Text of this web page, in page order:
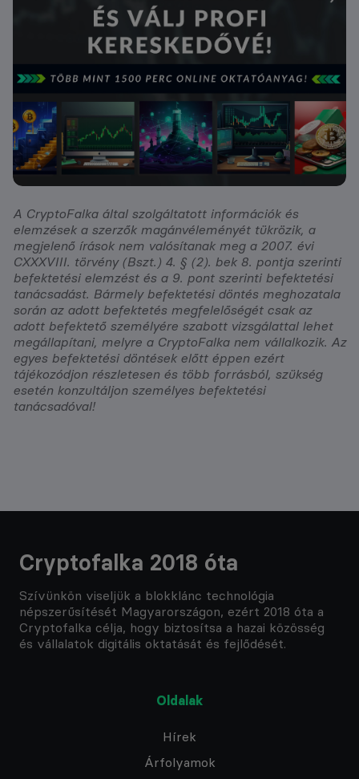
A CryptoFalka által szolgáltatott információk és
elemzések a szerzők magánvéleményét tükrözik, a
megjelenő írások nem valósítanak meg a 2007. évi
CXXXVIII. törvény (Bszt.) 4. § (2). bek 8. pontja szerinti
befektetési elemzést és a 9. pont szerinti befektetési
tanácsadást. Bármely befektetési döntés meghozatala
során az adott befektetés megfelelőségét csak az
adott befektető személyére szabott vizsgálattal lehet
megállapítani, melyre a CryptoFalka nem vállalkozik. Az
egyes befektetési döntések előtt éppen ezért
tájékozódjon részletesen és több forrásból, szükség
esetén konzultáljon személyes befektetési
tanácsadóval!
Cryptofalka 2018 óta
Szívünkön viseljük a blokklánc technológia
népszerűsítését Magyarországon, ezért 2018 óta a
Cryptofalka célja, hogy biztosítsa a hazai közösség
és vállalatok digitális oktatását és fejlődését.
Oldalak
Hírek
Árfolyamok